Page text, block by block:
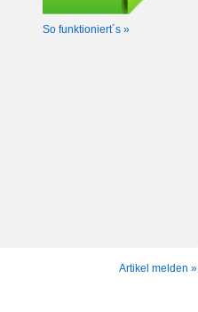
So funktioniert´s »
Artikel melden »